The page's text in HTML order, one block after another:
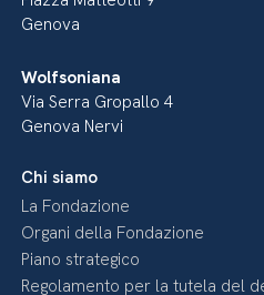
Genova
Wolfsoniana
Via Serra Gropallo 4
Genova Nervi
Chi siamo
La Fondazione
Organi della Fondazione
Piano strategico
Regolamento per la tutela del